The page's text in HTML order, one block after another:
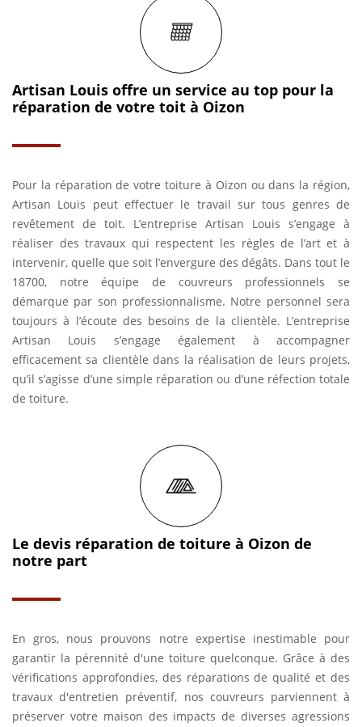
Artisan Louis offre un service au top pour la
réparation de votre toit à Oizon
Pour la réparation de votre toiture à Oizon ou dans la région,
Artisan Louis peut effectuer le travail sur tous genres de
revêtement de toit. L’entreprise Artisan Louis s’engage à
réaliser des travaux qui respectent les règles de l’art et à
intervenir, quelle que soit l’envergure des dégâts. Dans tout le
18700, notre équipe de couvreurs professionnels se
démarque par son professionnalisme. Notre personnel sera
toujours à l’écoute des besoins de la clientèle. L’entreprise
Artisan Louis s’engage également à accompagner
efficacement sa clientèle dans la réalisation de leurs projets,
qu’il s’agisse d’une simple réparation ou d’une réfection totale
de toiture.
Le devis réparation de toiture à Oizon de
notre part
En gros, nous prouvons notre expertise inestimable pour
garantir la pérennité d'une toiture quelconque. Grâce à des
vérifications approfondies, des réparations de qualité et des
travaux d'entretien préventif, nos couvreurs parviennent à
préserver votre maison des impacts de diverses agressions